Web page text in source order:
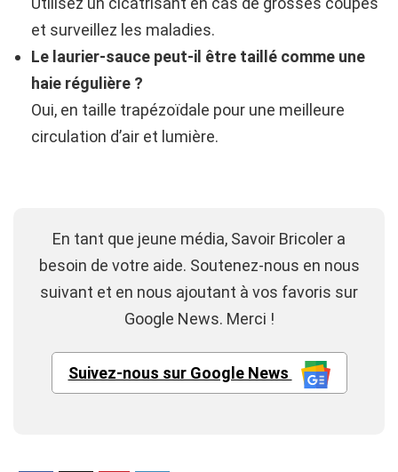
et surveillez les maladies.
Le laurier-sauce peut-il être taillé comme une
haie régulière ?
Oui, en taille trapézoïdale pour une meilleure
circulation d’air et lumière.
En tant que jeune média, Savoir Bricoler a
besoin de votre aide. Soutenez-nous en nous
suivant et en nous ajoutant à vos favoris sur
Google News. Merci !
Suivez-nous sur Google News